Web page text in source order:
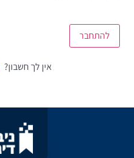
להתחבר
אין לך חשבון?